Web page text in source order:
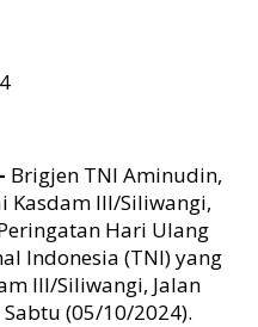
Brigjen TNI Aminudin,
Kasdam III/Siliwangi,
Hari Ulang
Indonesia (TNI) yang
III/Siliwangi, Jalan
(05/10/2024).